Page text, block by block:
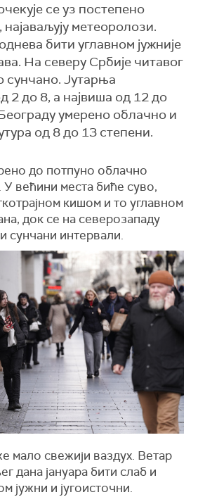
се уз постепено
метеоролози.
бити углавном јужније
На северу Србије читавог
сунчано. Јутарња
2 до 8, а највиша од 12 до
умерено облачно и
од 8 до 13 степени.
до потпуно облачно
У већини места биће суво,
кишом и то углавном
док се на северозападу
сунчани интервали.
мало свежији ваздух. Ветар
дана јануара бити слаб и
јужни и југоисточни.